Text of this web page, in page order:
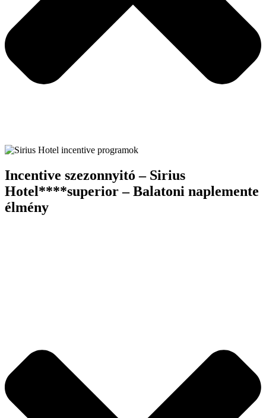
Incentive szezonnyitó – Sirius
Hotel****superior – Balatoni naplemente
élmény